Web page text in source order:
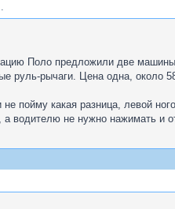
Поло предложили две
руль-рычаги. Цена одна, около
пойму какая разница, левой
водителю не нужно нажимать и